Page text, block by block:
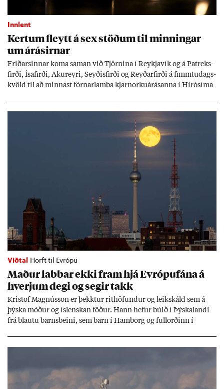
Innlent
Kert­um fleytt á sex stöð­um til minn­ing­ar
um árás­irn­ar
Frið­arsinn­ar koma sam­an við Tjörn­ina í Reykja­vík og á Pat­reks­
firði, Ísa­firði, Ak­ur­eyri, Seyð­is­firði og Reyð­ar­firði á fimmtu­dags­
kvöld til að minn­ast fórn­ar­lamba kjarn­orku­árás­anna í Hírósíma
Viðtal Horft til Evrópu
Mað­ur labb­ar ekki fram hjá Evr­ópuf­ána á
hverj­um degi og seg­ir takk
Kri­stof Magnús­son er þekkt­ur rit­höf­und­ur og leik­skáld sem á
þýska móð­ur og ís­lensk­an föð­ur. Hann hef­ur bú­ið í Þýskalandi
frá blautu barns­beini, sem barn í Ham­borg og full­orð­inn í